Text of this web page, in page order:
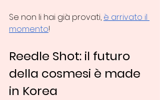
Se non li hai già provati, è arrivato il
momento!
Reedle Shot: il futuro
della cosmesi è made
in Korea